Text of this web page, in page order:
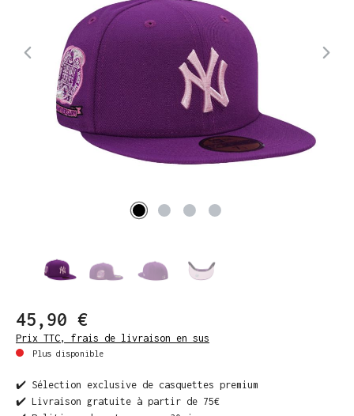
45,90 €
Prix TTC, frais de livraison en sus
Plus disponible
✔️ Sélection exclusive de casquettes premium
✔️ Livraison gratuite à partir de 75€